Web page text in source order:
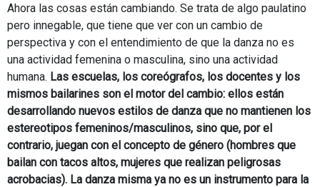
Ahora las cosas están cambiando. Se trata de algo paulatino
pero innegable, que tiene que ver con un cambio de
perspectiva y con el entendimiento de que la danza no es
una actividad femenina o masculina, sino una actividad
humana. Las escuelas, los coreógrafos, los docentes y los
mismos bailarines son el motor del cambio: ellos están
desarrollando nuevos estilos de danza que no mantienen los
estereotipos femeninos/masculinos, sino que, por el
contrario, juegan con el concepto de género (hombres que
bailan con tacos altos, mujeres que realizan peligrosas
acrobacias). La danza misma ya no es un instrumento para la